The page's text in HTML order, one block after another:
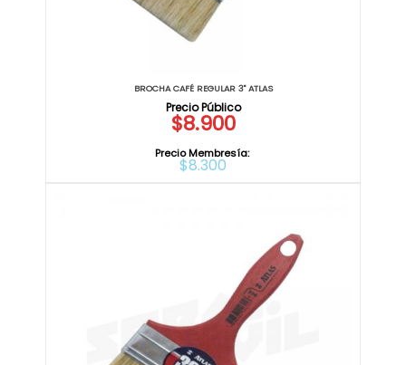
BROCHA CAFÉ REGULAR 3" ATLAS
$8.900
Precio Membresía:
$8.300